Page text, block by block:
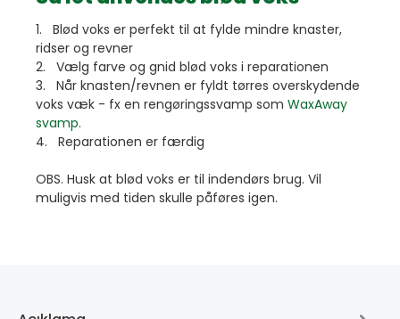
1. Blød voks er perfekt til at fylde mindre knaster,
ridser og revner
2. Vælg farve og gnid blød voks i reparationen
3. Når knasten/revnen er fyldt tørres overskydende
voks væk - fx en rengøringssvamp som WaxAway
svamp.
4. Reparationen er færdig
OBS. Husk at blød voks er til indendørs brug. Vil
muligvis med tiden skulle påføres igen.